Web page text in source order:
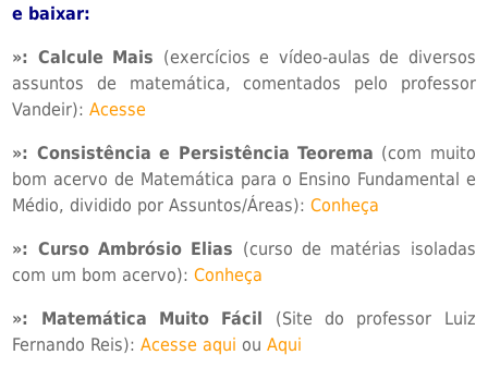
e baixar:
»: Calcule Mais (exercícios e vídeo-aulas de diversos
assuntos de matemática, comentados pelo professor
Vandeir):Acesse
»: Consistência e Persistência Teorema (com muito
bom acervo de Matemática para o Ensino Fundamental e
Médio, dividido por Assuntos/Áreas):Conheça
»: Curso Ambrósio Elias (curso de matérias isoladas
com um bom acervo):Conheça
»: Matemática Muito Fácil
(Site do professor Luiz
Fernando Reis):Acesse aqui ouAqui